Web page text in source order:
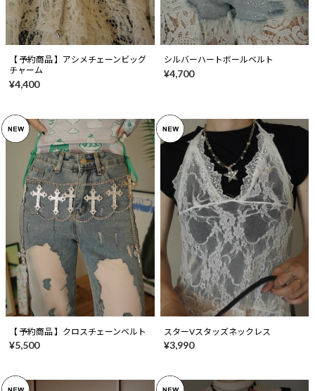
【 予約商品 】アシメチェーンビッグ
チャーム
¥4,400
シルバーハートボールベルト
¥4,700
【 予約商品 】クロスチェーンベルト
¥5,500
スターVスタッズネックレス
¥3,990